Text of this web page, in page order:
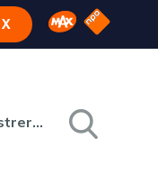
Omroep MAX
NPO
Registreren